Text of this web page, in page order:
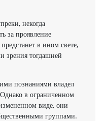
некогда
за проявление
в ином свете,
зрения тогдашней
познаниями владел
в ограниченном
виде, они
группами.